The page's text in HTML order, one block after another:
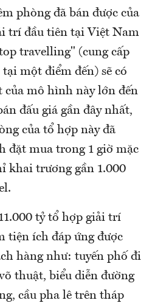
phòng đã bán được của
trí đầu tiên tại Việt Nam
travelling" (cung cấp
một điểm đến) sẽ có
của mô hình này lớn đến
đấu giá gần đây nhất,
của tổ hợp này đã
đặt mua trong 1 giờ mặc
khai trương gần 1.000
tỷ tổ hợp giải trí
tiện ích đáp ứng được
hàng như: tuyến phố đi
thuật, biểu diễn đường
cầu pha lê trên tháp